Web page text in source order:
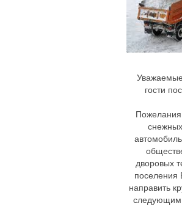
гости
дворовых
направить